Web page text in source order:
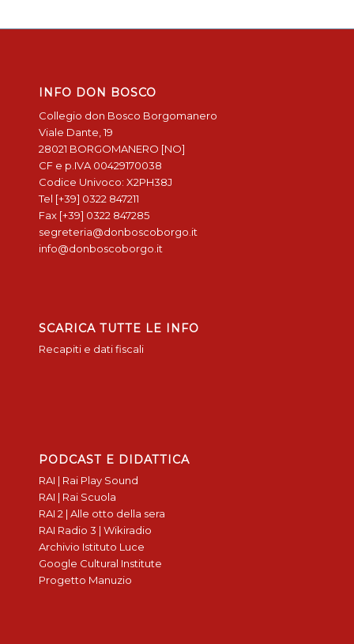
INFO DON BOSCO
Collegio don Bosco Borgomanero
Viale Dante, 19
28021 BORGOMANERO [NO]
CF e p.IVA 00429170038
Codice Univoco: X2PH38J
Tel [+39] 0322 847211
Fax [+39] 0322 847285
segreteria@donboscoborgo.it
info@donboscoborgo.it
SCARICA TUTTE LE INFO
Recapiti e dati fiscali
PODCAST E DIDATTICA
RAI | Rai Play Sound
RAI | Rai Scuola
RAI 2 | Alle otto della sera
RAI Radio 3 | Wikiradio
Archivio Istituto Luce
Google Cultural Institute
Progetto Manuzio